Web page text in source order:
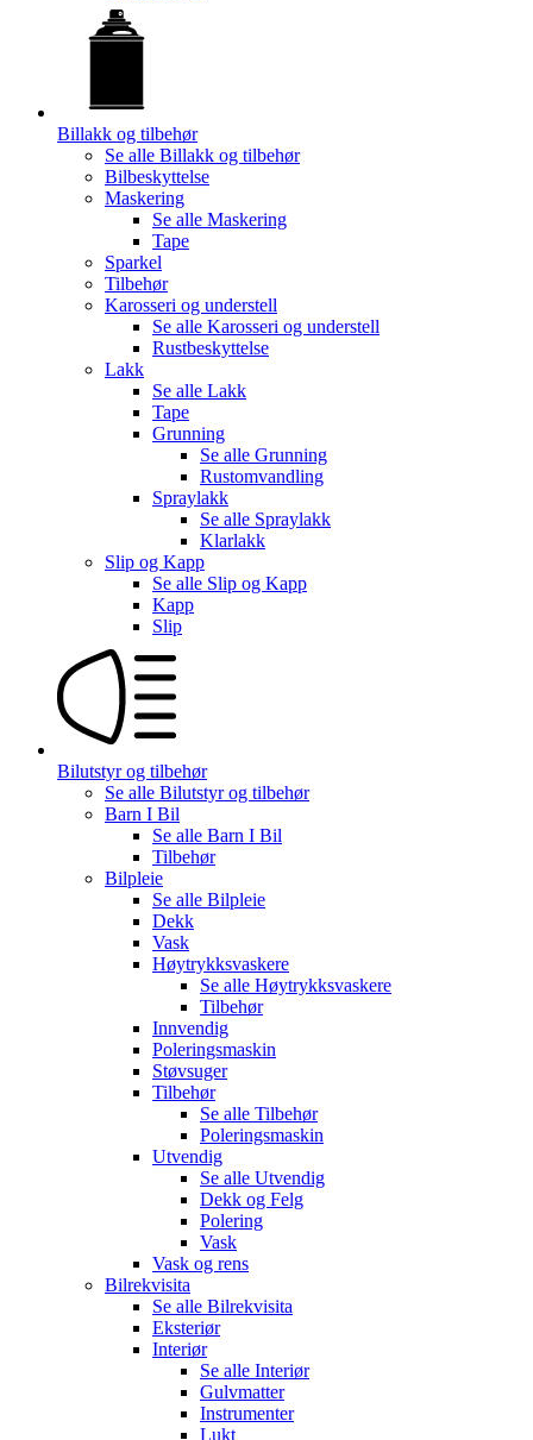
Billakk og tilbehør
Se alle Billakk og tilbehør
Bilbeskyttelse
Maskering
Se alle Maskering
Tape
Sparkel
Tilbehør
Karosseri og understell
Se alle Karosseri og understell
Rustbeskyttelse
Lakk
Se alle Lakk
Tape
Grunning
Se alle Grunning
Rustomvandling
Spraylakk
Se alle Spraylakk
Klarlakk
Slip og Kapp
Se alle Slip og Kapp
Kapp
Slip
Bilutstyr og tilbehør
Se alle Bilutstyr og tilbehør
Barn I Bil
Se alle Barn I Bil
Tilbehør
Bilpleie
Se alle Bilpleie
Dekk
Vask
Høytrykksvaskere
Se alle Høytrykksvaskere
Tilbehør
Innvendig
Poleringsmaskin
Støvsuger
Tilbehør
Se alle Tilbehør
Poleringsmaskin
Utvendig
Se alle Utvendig
Dekk og Felg
Polering
Vask
Vask og rens
Bilrekvisita
Se alle Bilrekvisita
Eksteriør
Interiør
Se alle Interiør
Gulvmatter
Instrumenter
Lukt